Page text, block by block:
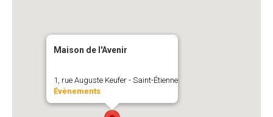
Maison de l'Avenir
1, rue Auguste Keufer - Saint-Étienne
Évènements